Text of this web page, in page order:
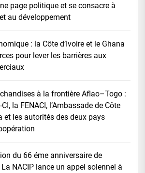
page politique et se consacre à
au développement
: la Côte d’Ivoire et le Ghana
pour lever les barrières aux
à la frontière Aflao–Togo :
CI, la FENACI, l’Ambassade de Côte
et les autorités des deux pays
du 66 éme anniversaire de
NACIP lance un appel solennel à